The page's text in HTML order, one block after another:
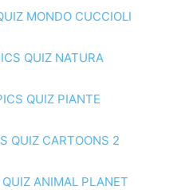
MONDO CUCCIOLI
QUIZ NATURA
QUIZ PIANTE
QUIZ CARTOONS 2
ANIMAL PLANET